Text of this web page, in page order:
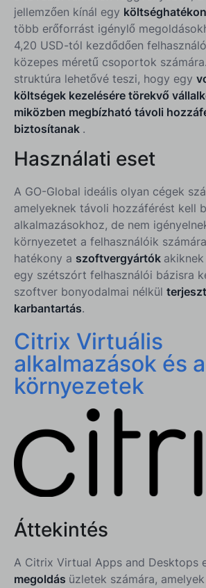
jellemzően kínál egy
több erőforrást igénylő
4,20 USD-tól kezdődően
közepes méretű csoportok
struktúra lehetővé teszi, hogy egy
költségek kezelésére törekvő
miközben megbízható távoli
biztosítanak .
Használati eset
A GO-Global ideális olyan cégek
amelyeknek távoli hozzáférést kell
alkalmazásokhoz, de nem
környezetet a felhasználóik
hatékony a szoftvergyártók
egy szétszórt felhasználói bázisra
szoftver bonyodalmai nélkül
karbantartás​.
Citrix Virtuális
alkalmazások és
környezetek
Áttekintés
A Citrix Virtual Apps and Desktops
megoldás üzletek számára,